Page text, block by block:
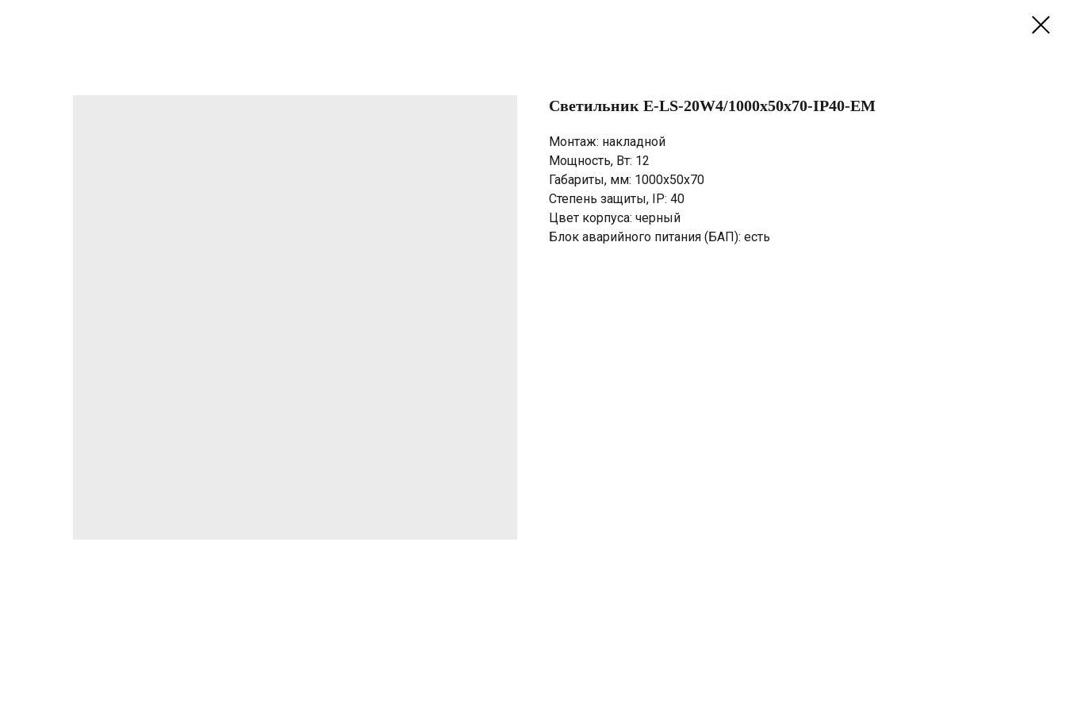
Светильник E-LS-20W4/1000х50х70-IP40-EM
Монтаж: накладной
Мощность, Вт: 12
Габариты, мм: 1000х50х70
Степень защиты, IP: 40
Цвет корпуса: черный
Блок аварийного питания (БАП): есть